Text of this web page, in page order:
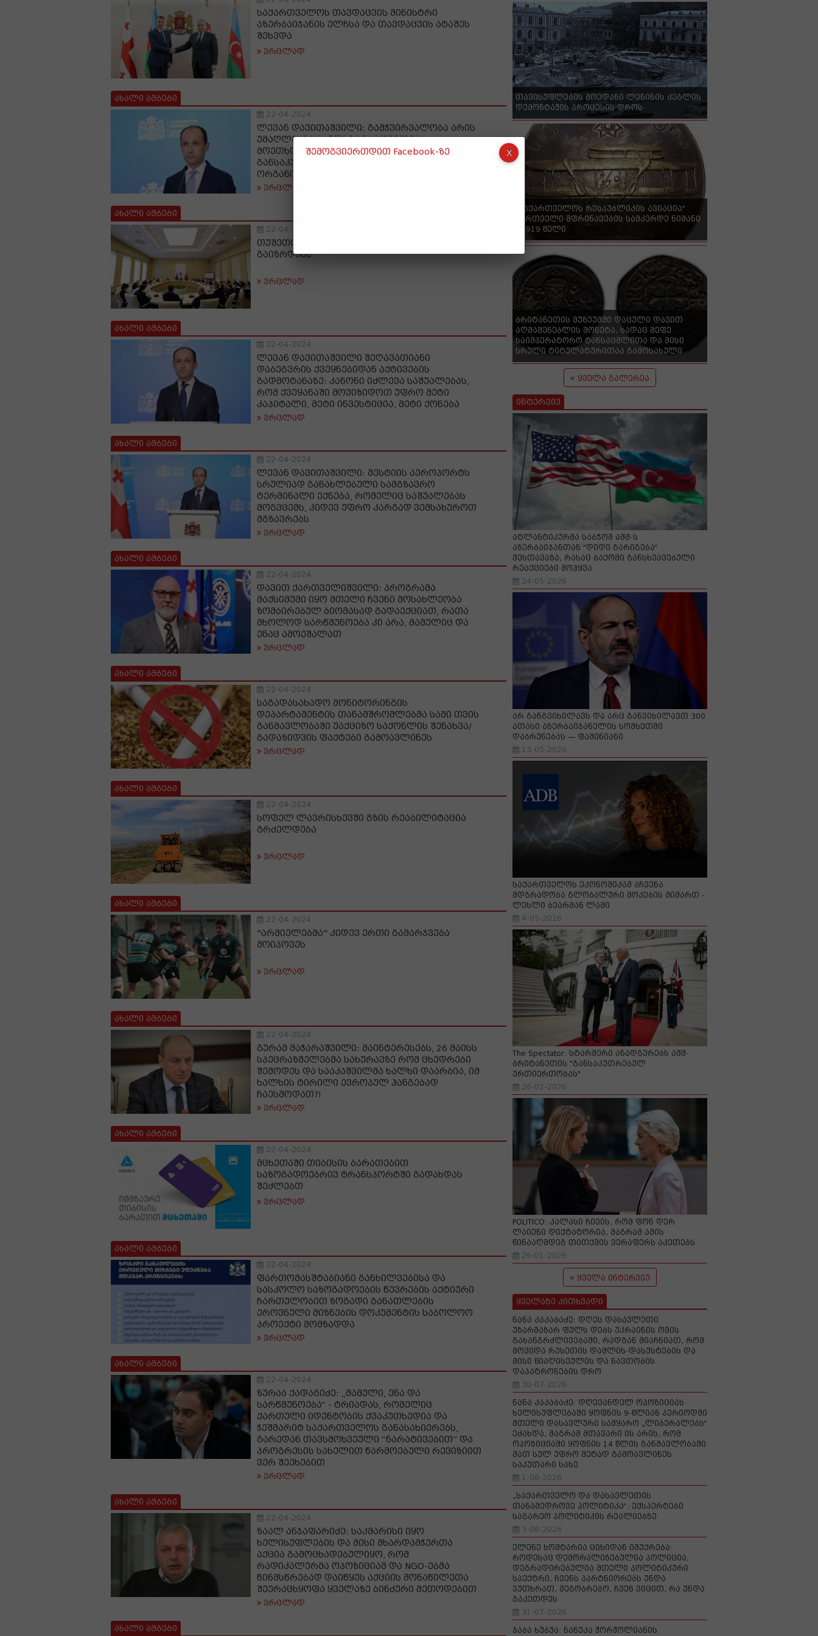
საქართველოს თავდაცვის მინისტრი
აზერბაიჯანის ელჩსა და თავდაცვის ატაშეს
შეხვდა
ვრცლად
ახალი ამბები
22-04-2024
ლევან დავითაშვილი: გამჭვირვალობა არის
უმაღლესი სტანდარტი, რომელიც
მოეთხოვება ყველას, მათ შორის,
განსაკუთრებით, საზოგადოებრივ
ორგანიზაციებს
ვრცლად
ახალი ამბები
22-04-2024
თუშეთის დაცული ლანდშაფტი 2245 ჰექტრით
გაიზრდება
ვრცლად
ახალი ამბები
22-04-2024
ლევან დავითაშვილი შეღავათიანი
დაბეგვრის ქვეყნებიდან აქტივების
გადმოტანაზე: კანონი იძლევა საშუალებას,
რომ ქვეყანაში მოვიზიდოთ უფრო მეტი
კაპიტალი, მეტი ინვესტიცია, მეტი ქონება
ვრცლად
ახალი ამბები
22-04-2024
ლევან დავითაშვილი: მესტიის აეროპორტს
სრულიად განახლებული სამგზავრო
ტერმინალი ექნება, რომელიც საშუალებას
მოგვცემს, კიდევ უფრო კარგად ვემსახუროთ
მგზავრებს
ვრცლად
ახალი ამბები
22-04-2024
დავით ქართველიშვილი: პროგრამა
მაქსიმუმი იყო მთელი ჩვენი მოსახლეობა
ზომბირებულ ბიომასად გადაექციათ, რათა
მხოლოდ სარწმუნოება კი არა, მამულიც და
ენაც ამოეშალათ
ვრცლად
ახალი ამბები
22-04-2024
საგადასახადო მონიტორინგის
დეპარტამენტის თანამშრომლებმა სამი თვის
განმავლობაში უაქციზო საქონლის შენახვა/
გადაზიდვის ფაქტები გამოავლინეს
ვრცლად
ახალი ამბები
22-04-2024
სოფელ ლავრისხევში გზის რეაბილიტაცია
გრძელდება
ვრცლად
ახალი ამბები
22-04-2024
"არმიელებმა" კიდევ ერთი გამარჯვება
მოიპოვეს
ვრცლად
ახალი ამბები
22-04-2024
გურამ მაჭარაშვილი: მაინტერესებს, 26 მაისს
სპეცრაზმელებმა სახურავზე რომ ცხედრები
შემოდეს და სააკაშვილმა ხალხი დაარბია, იმ
ხალხის ტირილი ევროპულ ჰანგებად
ჩაესმოდათ?!
ვრცლად
ახალი ამბები
22-04-2024
მცხეთაში თიბისის ბარათებით
საზოგადოებრივ ტრანსპორტში გადახდას
შეძლებთ
ვრცლად
ახალი ამბები
22-04-2024
ფართომასშტაბიანი განხილვებისა და
სასკოლო საზოგადოების წევრების აქტიური
ჩართულობით ზოგადი განათლების
ეროვნული მიზნების დოკუმენტის საბოლოო
პროექტი მომზადდა
ვრცლად
ახალი ამბები
22-04-2024
ზურაბ ქადაგიძე: „მამული, ენა და
სარწმუნოება“ - ტრიადას, რომელიც
ქართული იდენტობის ქვაკუთხედია და
ჭეშმარიტ საქართველოს განასახიერებს,
გარედან თავსმოხვეული “ნარატივებით” და
პროგრესის სახელით წარმოებული რევიზიით
ვერ შეეხებით
ვრცლად
ახალი ამბები
22-04-2024
ზაალ ანჯაფარიძე: საკმარისი იყო
ხელისუფლების და მისი მხარდამჭერთა
აქცია გამოცხადებულიყო, რომ
რადიკალურმა ოპოზიციამ და NGO-ებმა
წინმსწრებად დაიწყეს აქციის მონაწილეთა
შეურაცხყოფა ყველაზე ბინძური მეთოდებით
ვრცლად
ახალი ამბები
თავისუფლების მოედანი ლენინის ძეგლის
დემონტაჟის პროცესის დროს
"საქართველოს რესპუბლიკის ავიაცია"
ქართველი მფრინავების სამკერდე ნიშანი
- 1919 წელი
ბრიტანეთის მუზეუმში დაცული დავით
აღმაშენებლის მონეტა, სადაც მეფე
საიმპერატორო ტანსაცმლითა და მისი
სრული ტიტულატურითაა გამოსახული
ყველა გალერეა
ინტერვიუ
ატლანტიკურმა საბჭომ აშშ-ს
აზერბაიჯანთან "დიდი გარიგება“
შესთავაზა, რასაც ბაქოში განსხვავებული
რეაქციები მოჰყვა
24-05-2026
არ განგვიხილავს და არც განვიხილავთ 300
ათასი აზერბაიჯანელის სომხეთში
დაბრუნებას — ფაშინიანი
13-05-2026
საქართველოს ეკონომიკამ აჩვენა
მდგრადობა გლობალური შოკების მიმართ -
ლესლი ბეარმან ლამი
4-05-2026
The Spectator: სტარმერი ანადგურებს აშშ-
ბრიტანეთის "განსაკუთრებულ
ურთიერთობას"
26-02-2026
POLITICO: კალასი ჩივის, რომ ფონ დერ
ლაიენი დიქტატორია, მაგრამ ამის
წინააღმდეგ თითქმის ვერაფერს აკეთებს
26-01-2026
ყველა ინტერვიუ
ყველაზე კითხვადი
ნანა კაკაბაძე: დღეს დასავლეთი
უზარმაზარ ფულს დებს უკრაინის ომის
გახანგრძლივებაში, რადგან მიაჩნიათ, რომ
მოვიდა რუსეთის დაშლის-დასუსტების და
მისი წიაღისეულის და ნავთობის
დაპატრონების დრო
30-07-2026
ნანა კაკაბაძე: დღევანდელ ოპოზიციას
ხელისუფლებაში ყოფნის 9-წლიან პერიოდში
მთელი დასავლური სამყარო „ლიბერალებს“
ეძახდა, მაგრამ მთავარი ის არის, რომ
ოპოზიციაში ყოფნის 14 წლის განმავლობაში
მათ სულ უფრო მეტად გამოავლინეს
საკუთარი სახე
1-08-2026
„საქართველო და დასავლეთის
თანამედროვე პოლიტიკა“: ექსპერტები
საგარეო პოლიტიკის რეალიებზე
3-08-2026
ელენე ხოშტარია ციხიდან იმუქრება:
როდესაც დემორალიზებულია პოლიცია,
დეგრადირებულია მთელი პოლიტიკური
სპექტრი, ჩვენს პარტნიორებს უნდა
ვუთხრათ, მეგობრებო, ჩვენ ვიცით, რა უნდა
გაკეთდეს
31-07-2026
ჯაბა ხუბუა: ნანუკა ჟორჟოლიანის
შემოგვიერთდით Facebook-ზე